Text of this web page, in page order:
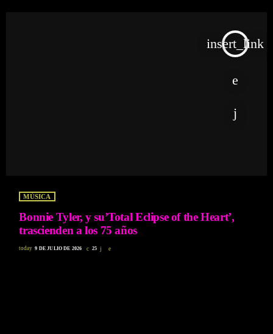
insert_link
MÚSICA
Bonnie Tyler, y su’Total Eclipse of the Heart’,
trascienden a los 75 años
today 9 DE JULIO DE 2026 25